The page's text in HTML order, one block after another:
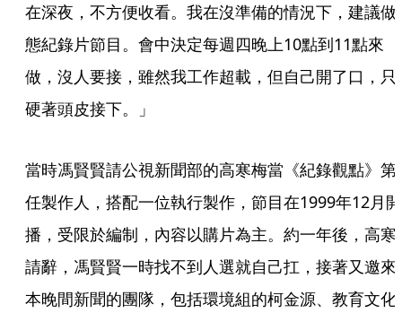
在深夜，不方便收看。我在沒準備的情況下，建議做
態紀錄片節目。會中決定每週四晚上10點到11點來
做，沒人要接，雖然我工作超載，但自己開了口，只
硬著頭皮接下。」
當時馮賢賢請公視新聞部的高寒梅當《紀錄觀點》第
任製作人，搭配一位執行製作，節目在1999年12月開
播，受限於編制，內容以購片為主。約一年後，高寒
請辭，馮賢賢一時找不到人選就自己扛，接著又邀來
本晚間新聞的團隊，包括環境組的柯金源、教育文化